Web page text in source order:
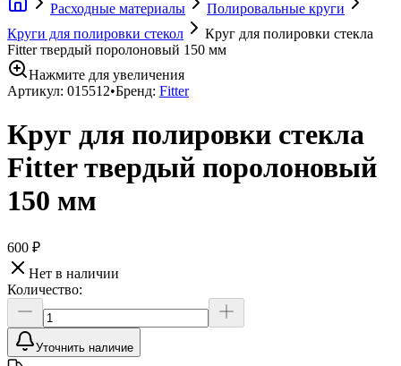
Расходные материалы
Полировальные круги
Круги для полировки стекол
Круг для полировки стекла
Fitter твердый поролоновый 150 мм
Нажмите для увеличения
Артикул: 015512•Бренд: Fitter
Круг для полировки стекла
Fitter твердый поролоновый
150 мм
600 ₽
Нет в наличии
Количество:
Уточнить наличие